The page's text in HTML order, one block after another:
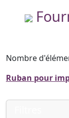
Nombre
Ruban pour